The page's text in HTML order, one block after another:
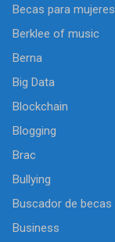
Becas para mujeres
Berklee of music
Berna
Big Data
Blockchain
Blogging
Brac
Bullying
Buscador de becas
Business